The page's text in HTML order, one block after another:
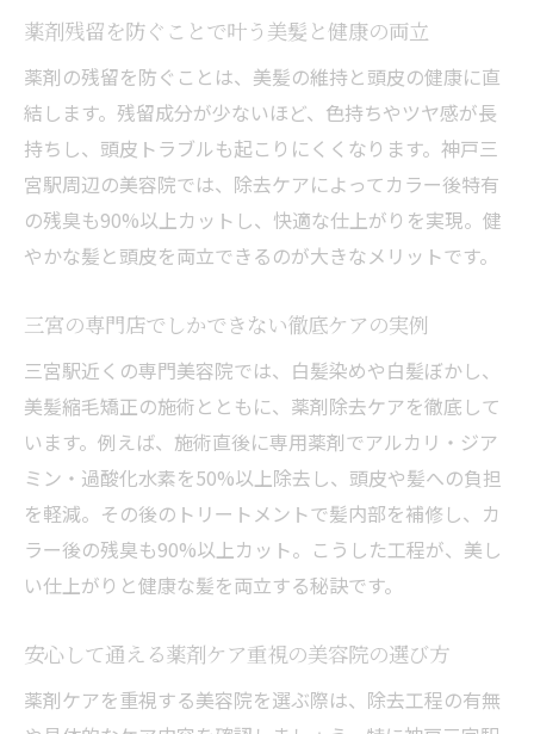
薬剤残留を防ぐことで叶う美髪と健康の両立
薬剤の残留を防ぐことは、美髪の維持と頭皮の健康に直
結します。残留成分が少ないほど、色持ちやツヤ感が長
持ちし、頭皮トラブルも起こりにくくなります。神戸三
宮駅周辺の美容院では、除去ケアによってカラー後特有
の残臭も90%以上カットし、快適な仕上がりを実現。健
やかな髪と頭皮を両立できるのが大きなメリットです。
三宮の専門店でしかできない徹底ケアの実例
三宮駅近くの専門美容院では、白髪染めや白髪ぼかし、
美髪縮毛矯正の施術とともに、薬剤除去ケアを徹底して
います。例えば、施術直後に専用薬剤でアルカリ・ジア
ミン・過酸化水素を50%以上除去し、頭皮や髪への負担
を軽減。その後のトリートメントで髪内部を補修し、カ
ラー後の残臭も90%以上カット。こうした工程が、美し
い仕上がりと健康な髪を両立する秘訣です。
安心して通える薬剤ケア重視の美容院の選び方
薬剤ケアを重視する美容院を選ぶ際は、除去工程の有無